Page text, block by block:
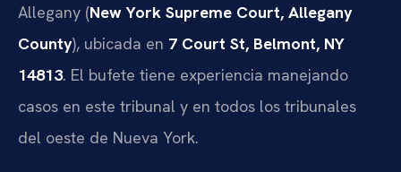
Allegany (New York Supreme Court, Allegany
County), ubicada en 7 Court St, Belmont, NY
14813. El bufete tiene experiencia manejando
casos en este tribunal y en todos los tribunales
del oeste de Nueva York.